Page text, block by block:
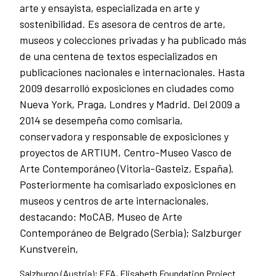
arte y ensayista, especializada en arte y
sostenibilidad. Es asesora de centros de arte,
museos y colecciones privadas y ha publicado más
de una centena de textos especializados en
publicaciones nacionales e internacionales. Hasta
2009 desarrolló exposiciones en ciudades como
Nueva York, Praga, Londres y Madrid. Del 2009 a
2014 se desempeña como comisaria,
conservadora y responsable de exposiciones y
proyectos de ARTIUM, Centro-Museo Vasco de
Arte Contemporáneo (Vitoria-Gasteiz, España).
Posteriormente ha comisariado exposiciones en
museos y centros de arte internacionales,
destacando: MoCAB, Museo de Arte
Contemporáneo de Belgrado (Serbia); Salzburger
Kunstverein,
Salzburgo (Austria); EFA, Elisabeth Foundation Project